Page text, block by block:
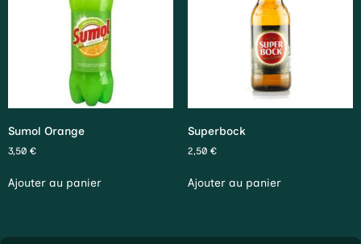
Sumol Orange
3,50 €
Ajouter au panier
Superbock
2,50 €
Ajouter au panier